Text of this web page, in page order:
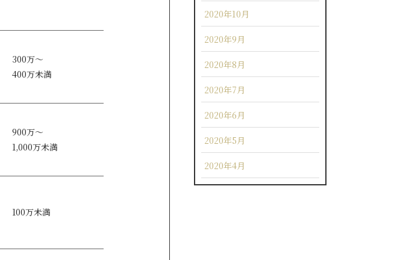
300万～
400万未満
900万～
1,000万未満
100万未満
2020年10月
2020年9月
2020年8月
2020年7月
2020年6月
2020年5月
2020年4月